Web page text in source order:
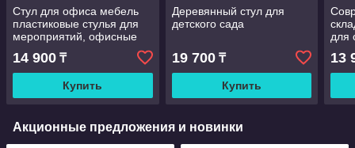
Стул для офиса мебель
пластиковые стулья для
мероприятий, офисные
стулья для конференц
зала
14 900 ₸
Купить
Деревянный стул для
детского сада
19 700₸
Купить
для
13
Акционные предложения и новинки